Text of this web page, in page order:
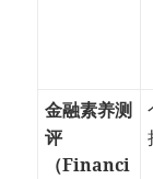
金融素养测
评
（Financi